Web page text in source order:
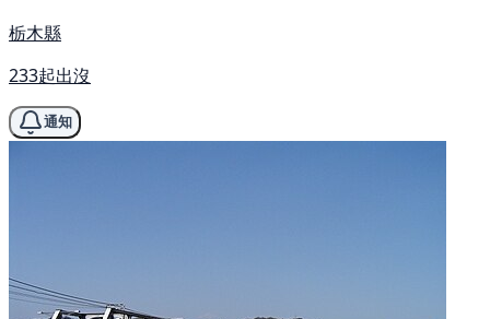
栃木縣
233起出沒
通知